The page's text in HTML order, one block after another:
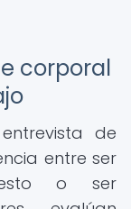
corporal
de
entre ser
o ser